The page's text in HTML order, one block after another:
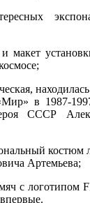
установки
находилась
в 1987-
СССР
костюм
Артемьева;